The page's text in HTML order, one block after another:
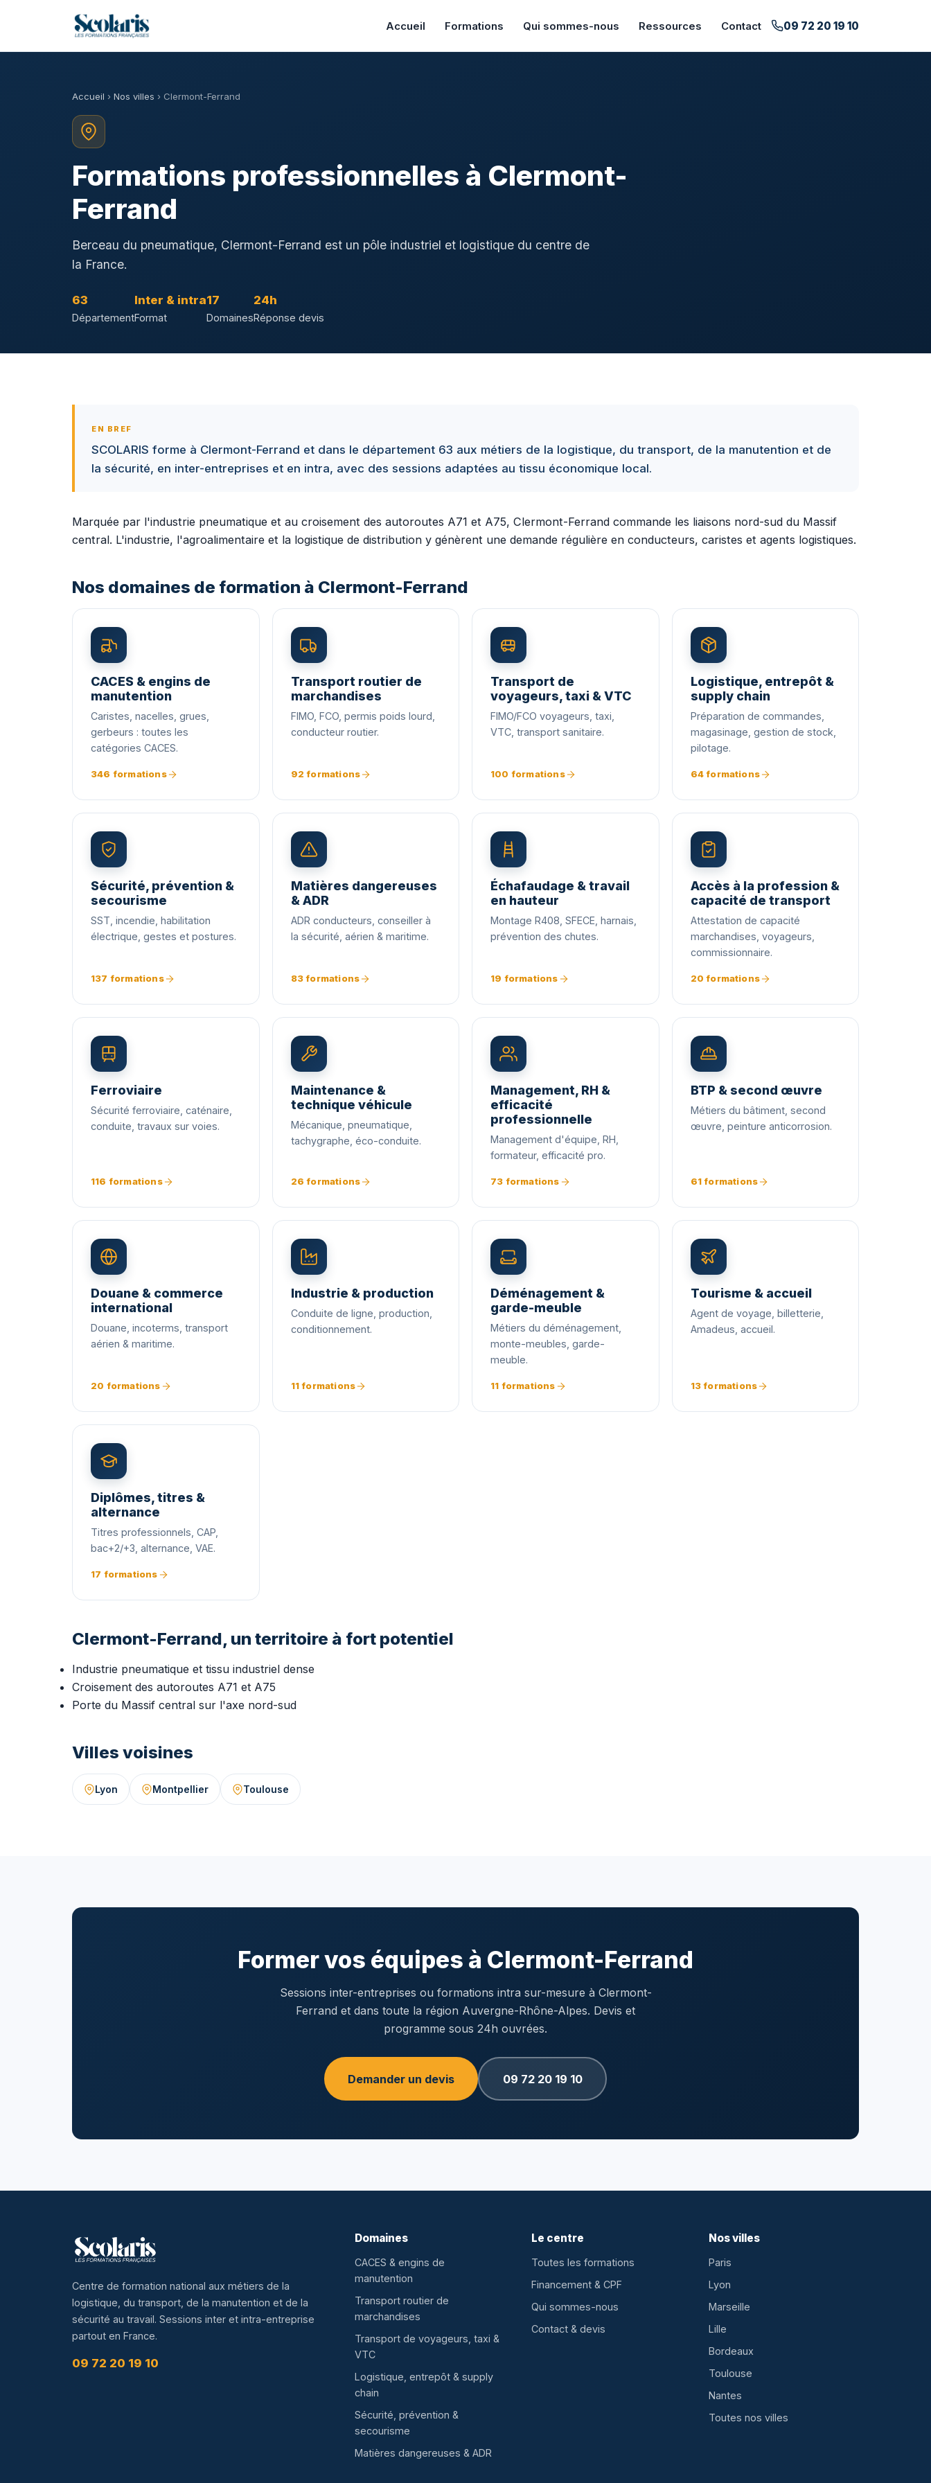
Accueil Formations Qui sommes-nous Ressources Contact 09 72 20 19 10
Accueil › Nos villes › Clermont-Ferrand
Formations professionnelles à Clermont-
Ferrand
Berceau du pneumatique, Clermont-Ferrand est un pôle industriel et logistique du centre de
la France.
63
Département
Inter & intra
Format
17
Domaines
24h
Réponse devis
EN BREF
SCOLARIS forme à Clermont-Ferrand et dans le département 63 aux métiers de la logistique, du transport, de la manutention et de
la sécurité, en inter-entreprises et en intra, avec des sessions adaptées au tissu économique local.
Marquée par l'industrie pneumatique et au croisement des autoroutes A71 et A75, Clermont-Ferrand commande les liaisons nord-sud du Massif
central. L'industrie, l'agroalimentaire et la logistique de distribution y génèrent une demande régulière en conducteurs, caristes et agents logistiques.
Nos domaines de formation à Clermont-Ferrand
CACES & engins de
manutention
Caristes, nacelles, grues,
gerbeurs : toutes les
catégories CACES.
346 formations
Transport routier de
marchandises
FIMO, FCO, permis poids lourd,
conducteur routier.
92 formations
Transport de
voyageurs, taxi & VTC
FIMO/FCO voyageurs, taxi,
VTC, transport sanitaire.
100 formations
Logistique, entrepôt &
supply chain
Préparation de commandes,
magasinage, gestion de stock,
pilotage.
64 formations
Sécurité, prévention &
secourisme
SST, incendie, habilitation
électrique, gestes et postures.
137 formations
Matières dangereuses
& ADR
ADR conducteurs, conseiller à
la sécurité, aérien & maritime.
83 formations
Échafaudage & travail
en hauteur
Montage R408, SFECE, harnais,
prévention des chutes.
19 formations
Accès à la profession &
capacité de transport
Attestation de capacité
marchandises, voyageurs,
commissionnaire.
20 formations
Ferroviaire
Sécurité ferroviaire, caténaire,
conduite, travaux sur voies.
116 formations
Maintenance &
technique véhicule
Mécanique, pneumatique,
tachygraphe, éco-conduite.
26 formations
Management, RH &
efficacité
professionnelle
Management d'équipe, RH,
formateur, efficacité pro.
73 formations
BTP & second œuvre
Métiers du bâtiment, second
œuvre, peinture anticorrosion.
61 formations
Douane & commerce
international
Douane, incoterms, transport
aérien & maritime.
20 formations
Industrie & production
Conduite de ligne, production,
conditionnement.
11 formations
Déménagement &
garde-meuble
Métiers du déménagement,
monte-meubles, garde-
meuble.
11 formations
Tourisme & accueil
Agent de voyage, billetterie,
Amadeus, accueil.
13 formations
Diplômes, titres &
alternance
Titres professionnels, CAP,
bac+2/+3, alternance, VAE.
17 formations
Clermont-Ferrand, un territoire à fort potentiel
Industrie pneumatique et tissu industriel dense
Croisement des autoroutes A71 et A75
Porte du Massif central sur l'axe nord-sud
Villes voisines
Lyon Montpellier Toulouse
Former vos équipes à Clermont-Ferrand
Sessions inter-entreprises ou formations intra sur-mesure à Clermont-
Ferrand et dans toute la région Auvergne-Rhône-Alpes. Devis et
programme sous 24h ouvrées.
Demander un devis 09 72 20 19 10
Centre de formation national aux métiers de la
logistique, du transport, de la manutention et de la
sécurité au travail. Sessions inter et intra-entreprise
partout en France.
09 72 20 19 10
Domaines
CACES & engins de
manutention
Transport routier de
marchandises
Transport de voyageurs, taxi &
VTC
Logistique, entrepôt & supply
chain
Sécurité, prévention &
secourisme
Matières dangereuses & ADR
Le centre
Toutes les formations
Financement & CPF
Qui sommes-nous
Contact & devis
Nos villes
Paris
Lyon
Marseille
Lille
Bordeaux
Toulouse
Nantes
Toutes nos villes